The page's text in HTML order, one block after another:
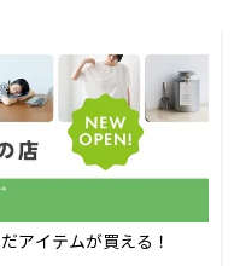
アイテムが買える！